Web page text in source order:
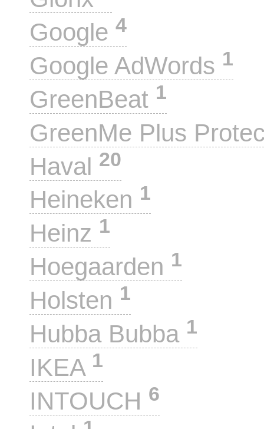
Google 4
Google AdWords 1
GreenBeat 1
GreenMe Plus
Haval 20
Heineken 1
Heinz 1
Hoegaarden 1
Holsten 1
Hubba Bubba 1
IKEA 1
INTOUCH 6